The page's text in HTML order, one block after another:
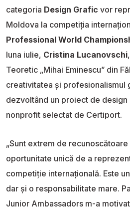
categoria Design Grafic vor
Moldova la competiția
Professional World
luna iulie, Cristina Lucanovschi
Teoretic „Mihai Eminescu” din
creativitatea și profesionalismul
dezvoltând un proiect de design
nonprofit selectat de Certiport.
„Sunt extrem de
oportunitate unică de a
competiție internațională. Este
dar și o responsabilitate mare.
Junior Ambassadors m-a